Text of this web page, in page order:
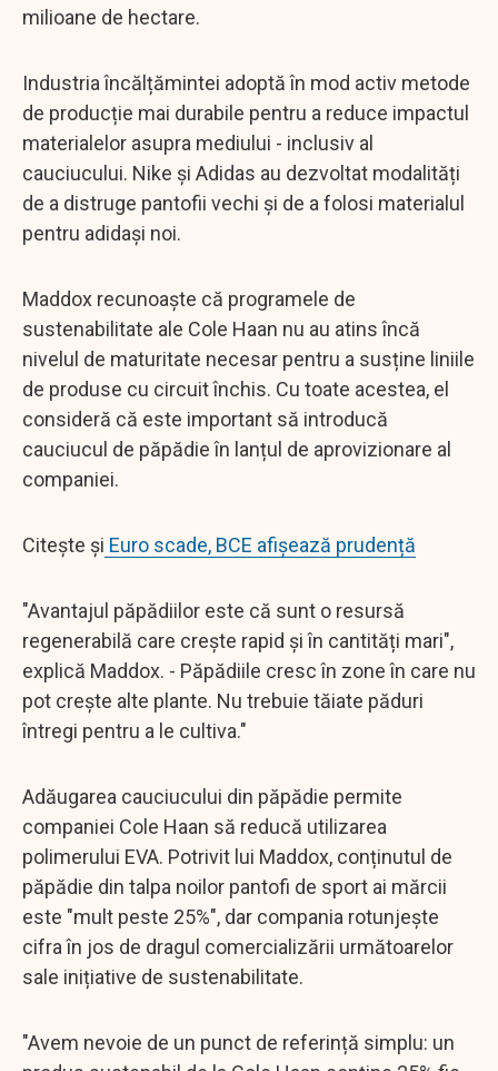
milioane de hectare.
Industria încălțămintei adoptă în mod activ metode
de producție mai durabile pentru a reduce impactul
materialelor asupra mediului - inclusiv al
cauciucului. Nike și Adidas au dezvoltat modalități
de a distruge pantofii vechi și de a folosi materialul
pentru adidași noi.
Maddox recunoaște că programele de
sustenabilitate ale Cole Haan nu au atins încă
nivelul de maturitate necesar pentru a susține liniile
de produse cu circuit închis. Cu toate acestea, el
consideră că este important să introducă
cauciucul de păpădie în lanțul de aprovizionare al
companiei.
Citește și Euro scade, BCE afișează prudență
"Avantajul păpădiilor este că sunt o resursă
regenerabilă care crește rapid și în cantități mari",
explică Maddox. - Păpădiile cresc în zone în care nu
pot crește alte plante. Nu trebuie tăiate păduri
întregi pentru a le cultiva."
Adăugarea cauciucului din păpădie permite
companiei Cole Haan să reducă utilizarea
polimerului EVA. Potrivit lui Maddox, conținutul de
păpădie din talpa noilor pantofi de sport ai mărcii
este "mult peste 25%", dar compania rotunjește
cifra în jos de dragul comercializării următoarelor
sale inițiative de sustenabilitate.
"Avem nevoie de un punct de referință simplu: un